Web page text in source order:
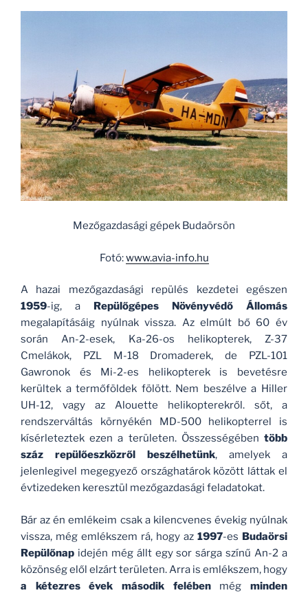
Mezőgazdasági gépek Budaörsön
Fotó:www.avia-info.hu
A hazai mezőgazdasági repülés kezdetei egészen
1959-ig, a Repülőgépes Növényvédő Állomás
megalapításáig nyúlnak vissza. Az elmúlt bő 60 év
során An-2-esek, Ka-26-os helikopterek, Z-37
Cmelákok, PZL M-18 Dromaderek, de PZL-101
Gawronok és Mi-2-es helikopterek is bevetésre
kerültek a termőföldek fölött. Nem beszélve a Hiller
UH-12, vagy az Alouette helikopterekről. sőt, a
rendszerváltás környékén MD-500 helikopterrel is
kísérleteztek ezen a területen. Összességében több
száz repülőeszközről beszélhetünk, amelyek a
jelenlegivel megegyező országhatárok között láttak el
évtizedeken keresztül mezőgazdasági feladatokat.
Bár az én emlékeim csak a kilencvenes évekig nyúlnak
vissza, még emlékszem rá, hogy az 1997-es Budaörsi
Repülőnap idején még állt egy sor sárga színű An-2 a
közönség elől elzárt területen. Arra is emlékszem, hogy
a kétezres évek második felébenmégminden